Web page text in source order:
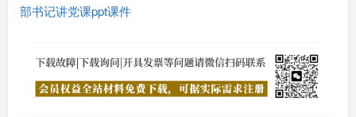
部书记讲党课ppt课件